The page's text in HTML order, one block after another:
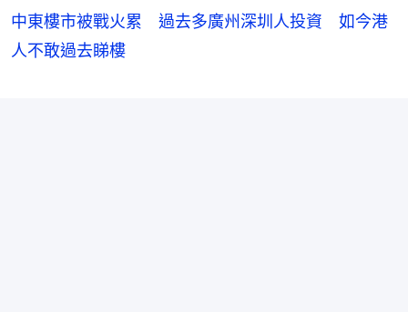
中東樓市被戰火累 過去多廣州深圳人投資 如今港
人不敢過去睇樓